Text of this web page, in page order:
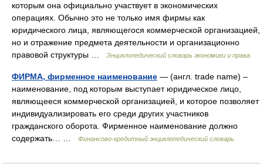
которым она официально участвует в экономических
операциях. Обычно это не только имя фирмы как
юридического лица, являющегося коммерческой организацией,
но и отражение предмета деятельности и организационно
правовой структуры …
Энциклопедический словарь экономики и права
ФИРМА, фирменное наименование — (англ. trade name) –
наименование, под которым выступает юридическое лицо,
являющееся коммерческой организацией, и которое позволяет
индивидуализировать его среди других участников
гражданского оборота. Фирменное наименование должно
содержать… …
Финансово-кредитный энциклопедический словарь